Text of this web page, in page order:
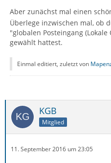
Aber zunächst mal einen
Überlege inzwischen mal, ob
"globalen Posteingang
gewählt hattest.
Einmal editiert, zuletzt von
KGB
Mitglied
11. September 2016 um 23:05